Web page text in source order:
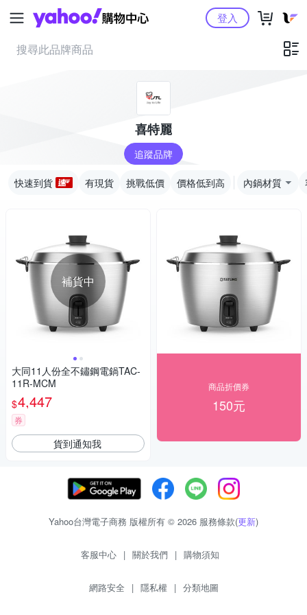
Yahoo購物中心登入
喜特麗
追蹤品牌
快速到貨 有現貨 挑戰低價 價格低到高 內鍋材質
補貨中
大同11人份全不鏽鋼電鍋TAC-
11R-MCM
$4,447
券
貨到通知我
商品折價券
150元
Yahoo台灣電子商務 版權所有 © 2026 服務條款(更新)
客服中心 | 關於我們 | 購物須知
網路安全 | 隱私權 | 分類地圖